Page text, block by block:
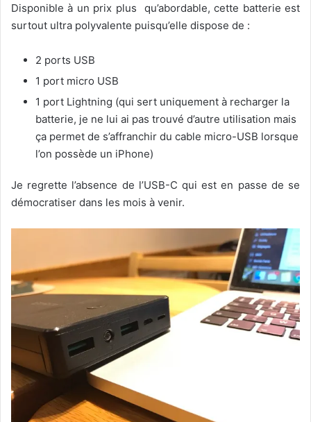
Disponible à un prix plus qu’abordable, cette batterie est
surtout ultra polyvalente puisqu’elle dispose de :
2 ports USB
1 port micro USB
1 port Lightning (qui sert uniquement à recharger la
batterie, je ne lui ai pas trouvé d’autre utilisation mais
ça permet de s’affranchir du cable micro-USB lorsque
l’on possède un iPhone)
Je regrette l’absence de l’USB-C qui est en passe de se
démocratiser dans les mois à venir.